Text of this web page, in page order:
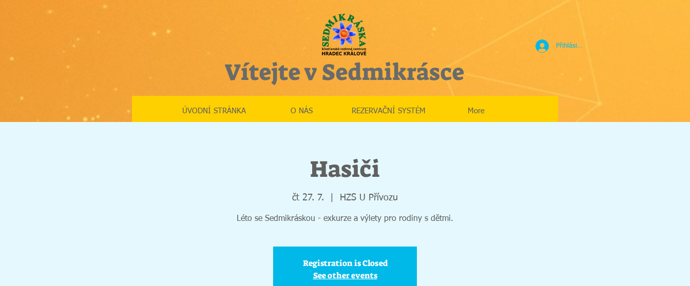
Přihlásit se
Vítejte v Sedmikrásce
ÚVODNÍ STRÁNKA O NÁS REZERVAČNÍ SYSTÉM More
Hasiči
čt 27. 7. HZS U Přívozu
Léto se Sedmikráskou - exkurze a výlety pro rodiny s dětmi.
Registration is Closed
See other events